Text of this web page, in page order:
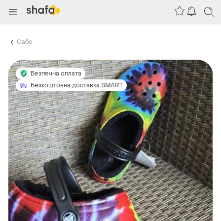
Сабо
Безпечна оплата
Безкоштовна доставка SMART